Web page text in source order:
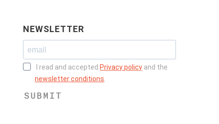
NEWSLETTER
I read and accepted Privacy policy and the
newsletter conditions
SUBMIT